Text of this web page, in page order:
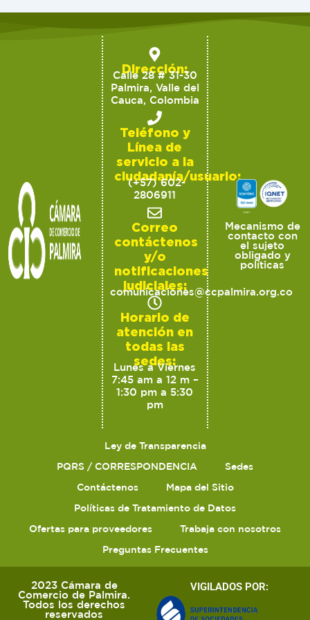
Dirección:
Calle 28 # 31-30
Palmira, Valle del
Cauca, Colombia
Teléfono y
Línea de
servicio a la
ciudadanía/usuario:
(+57) 602-
2806911
Correo
contáctenos
y/o
notificaciones
judiciales:
comunicaciones@ccpalmira.org.co
Horario de
atención en
todas las
sedes:
Lunes a Viernes
7:45 am a 12 m –
1:30 pm a 5:30
pm
Mecanismo de
contacto con
el sujeto
obligado y
políticas
Ley de Transparencia
PQRS / CORRESPONDENCIA
Sedes
Contáctenos
Mapa del Sitio
Políticas de Tratamiento de Datos
Ofertas para proveedores
Trabaja con nosotros
Preguntas Frecuentes
2023 Cámara de
Comercio de Palmira.
Todos los derechos
reservados
VIGILADOS POR: